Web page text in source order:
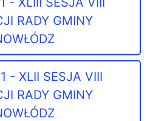
RADY GMINY
- XLII SESJA VIII
RADY GMINY